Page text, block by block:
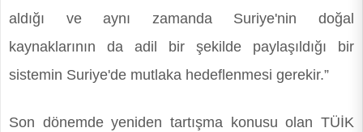
aldığı ve aynı zamanda Suriye'nin doğal
kaynaklarının da adil bir şekilde paylaşıldığı bir
sistemin Suriye'de mutlaka hedeflenmesi gerekir.”
Son dönemde yeniden tartışma konusu olan TÜİK